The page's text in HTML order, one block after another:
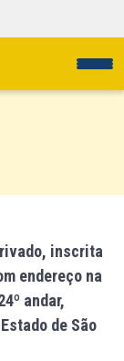
inscrita
endereço na
andar,
de São